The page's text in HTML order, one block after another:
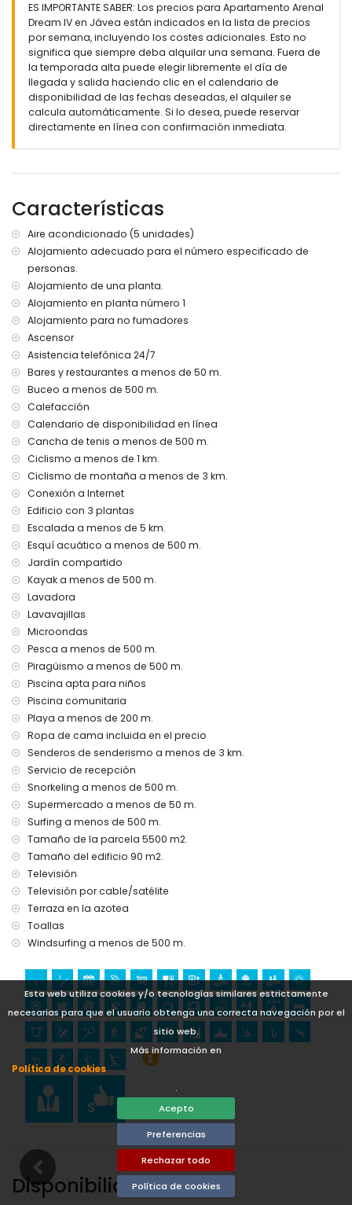
Esta web utiliza cookies y/o tecnologías similares estrictamente
necesarias para que el usuario obtenga una correcta navegación por el
sitio web.
Más información en
Política de cookies
.
Acepto
Preferencias
Rechazar todo
Política de cookies
baño con lavabo individual, ducha y inodoro
Exterior del apartamento
gran parcela cerrada
piscina comunitaria
piscina infantil
jardín comunitario con césped y grava
2 terrazas, una de las cuales está cubierta
ducha exterior
zona de estar al aire libre
terraza en la azotea
Más información
pueblo más cercano: Javea (a menos de 2 kilómetros del
apartamento)
ribera o costa más cercana: Mediterráneo (a menos de
200 metros del apartamento)
playa más cercana: Playa Arenal (a menos de 200 metros
del apartamento)
puerto más cercano: La Fontana, Javea (a menos de 3
kilómetros del apartamento)
aeropuerto más cercano: Alicante (a menos de 100
kilómetros del apartamento)
segundo aeropuerto más cercano: Valencia (más de 100
kilómetros)
transporte público cercano: autobús a menos de 500
metros
no se permite fumar
no se admiten mascotas
El edificio donde se encuentra el alojamiento dispone de
ascensor.
El alojamiento es muy adecuado para familias con niños.
Instalaciones y servicios incluidos en el precio del alquiler
del apartamento
internet (WiFi)
plancha y tabla de planchar
ropa de cama y toallas
servicio de recepción y servicio de emergencia 24 horas
calefacción y aire acondicionado
Instalaciones y servicios con cargo adicional
cama extra y cuna para niños (bajo demanda)
Entretenimiento y actividades de ocio para sus vacaciones
en Javea, Costa Blanca
discoteca, bar y paseo marítimo (Paseo De L'Arenal) (a
menos de 500 metros de la casa)
cine y teatro (a menos de 5 kilómetros de la casa)
Puntos de interés y cultura en Javea, Costa Blanca
museo (Histórico de Javea), iglesia (Virgen de Loreto, Javea
(Puerto)), ruina (Molinos de viento, Javea), monumento
(Histórico de Javea), edificio arquitectónico (Histórico de
Javea) y lugar histórico (Histórico de Javea) (a menos de 5
kilómetros del alojamiento)
castillo (Castillo de Denia) (a menos de 25 kilómetros del
alojamiento)
Deportes
tenis, ciclismo, piragüismo, kayak, pesca, buceo, esnórquel,
apartamento)
senderismo, ciclismo de montaña y escalada (a menos de
5 kilómetros del apartamento)
golf (Club de Golf Javea) y equitación (a menos de 10
kilómetros del apartamento)
ES IMPORTANTE SABER: Los precios para Apartamento Arenal
Dream IV en Jávea están indicados en la lista de precios
por semana, incluyendo los costes adicionales. Esto no
significa que siempre deba alquilar una semana. Fuera de
la temporada alta puede elegir libremente el día de
llegada y salida haciendo clic en el calendario de
disponibilidad de las fechas deseadas, el alquiler se
calcula automáticamente. Si lo desea, puede reservar
directamente en línea con confirmación inmediata.
Características
Aire acondicionado (5 unidades)
Alojamiento adecuado para el número especificado de
personas.
Alojamiento de una planta.
Alojamiento en planta número 1
Alojamiento para no fumadores
Ascensor
Asistencia telefónica 24/7
Bares y restaurantes a menos de 50 m.
Buceo a menos de 500 m.
Calefacción
Calendario de disponibilidad en línea
Cancha de tenis a menos de 500 m.
Ciclismo a menos de 1 km.
Ciclismo de montaña a menos de 3 km.
Conexión a Internet
Edificio con 3 plantas
Escalada a menos de 5 km.
Esquí acuático a menos de 500 m.
Jardín compartido
Kayak a menos de 500 m.
Lavadora
Lavavajillas
Microondas
Pesca a menos de 500 m.
Piragüismo a menos de 500 m.
Piscina apta para niños
Piscina comunitaria
Playa a menos de 200 m.
Ropa de cama incluida en el precio
Senderos de senderismo a menos de 3 km.
Servicio de recepción
Snorkeling a menos de 500 m.
Supermercado a menos de 50 m.
Surfing a menos de 500 m.
Tamaño de la parcela 5500 m2.
Tamaño del edificio 90 m2.
Televisión
Televisión por cable/satélite
Terraza en la azotea
Toallas
Windsurfing a menos de 500 m.
Disponibilidad